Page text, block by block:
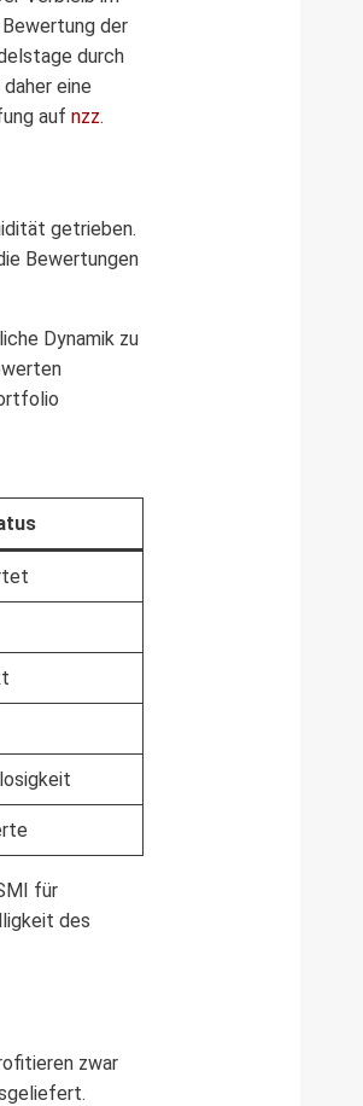
der
durch
eine
auf nzz.
getrieben.
Bewertungen
Dynamik zu
für
des
zwar